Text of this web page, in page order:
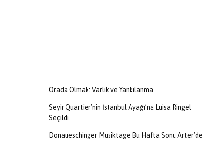
Orada Olmak: Varlık ve Yankılanma
Seyir Quartier’nin İstanbul Ayağı’na Luisa Ringel
Seçildi
Donaueschinger Musiktage Bu Hafta Sonu Arter’de